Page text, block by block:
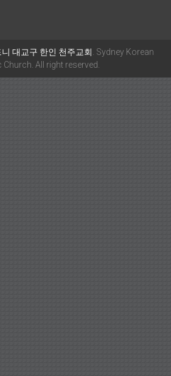
대교구 한인 천주교회 . Sydney Korean
Church. All right reserved.